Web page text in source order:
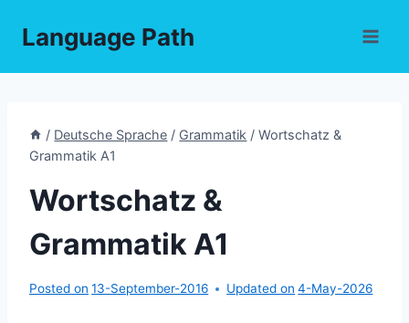
Language Path
/ Deutsche Sprache / Grammatik / Wortschatz &
Grammatik A1
Wortschatz &
Grammatik A1
Posted on 13-September-2016 Updated on 4-May-2026